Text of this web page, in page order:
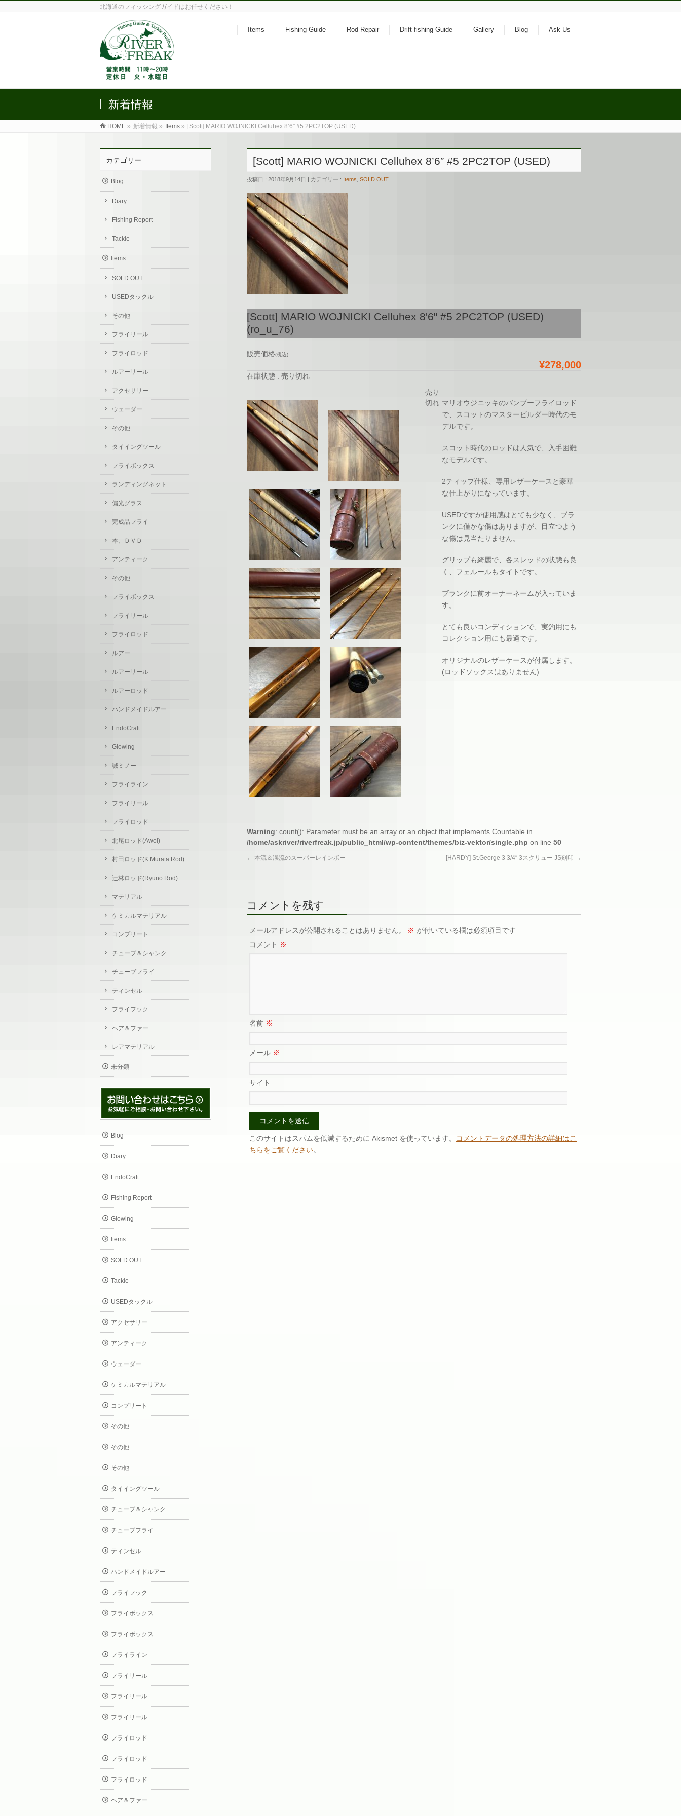
北海道のフィッシングガイドはお任せください！
Items Fishing Guide Rod Repair Drift fishing Guide Gallery Blog Ask Us
新着情報
HOME » 新着情報 » Items » [Scott] MARIO WOJNICKI Celluhex 8’6″ #5 2PC2TOP (USED)
[Scott] MARIO WOJNICKI Celluhex 8’6″ #5 2PC2TOP (USED)
投稿日 : 2018年9月14日 | カテゴリー : Items SOLD OUT
[Scott] MARIO WOJNICKI Celluhex 8'6" #5 2PC2TOP (USED)
(ro_u_76)
販売価格(税込)
¥278,000
在庫状態 : 売り切れ
マリオウジニッキのバンブーフライロッド
で、スコットのマスタービルダー時代のモ
デルです。
スコット時代のロッドは人気で、入手困難
なモデルです。
2ティップ仕様、専用レザーケースと豪華
な仕上がりになっています。
USEDですが使用感はとても少なく、ブラ
ンクに僅かな傷はありますが、目立つよう
な傷は見当たりません。
グリップも綺麗で、各スレッドの状態も良
く、フェルールもタイトです。
ブランクに前オーナーネームが入っていま
す。
とても良いコンディションで、実釣用にも
コレクション用にも最適です。
オリジナルのレザーケースが付属します。
(ロッドソックスはありません)
売り
切れ
Warning: count(): Parameter must be an array or an object that implements Countable in
/home/askriver/riverfreak.jp/public_html/wp-content/themes/biz-vektor/single.php on line 50
← 本流＆渓流のスーパーレインボー [HARDY] St.George 3 3/4″ 3スクリュー JS刻印 →
コメントを残す
メールアドレスが公開されることはありません。 ※ が付いている欄は必須項目です
コメント ※
名前 ※
メール ※
サイト
このサイトはスパムを低減するために Akismet を使っています。
コメントデータの処理方法の詳細はこ
ちらをご覧ください。
カテゴリー
Blog
Diary
Fishing Report
Tackle
Items
SOLD OUT
USEDタックル
その他
フライリール
フライロッド
ルアーリール
アクセサリー
ウェーダー
その他
タイイングツール
フライボックス
ランディングネット
偏光グラス
完成品フライ
本、ＤＶＤ
アンティーク
その他
フライボックス
フライリール
フライロッド
ルアー
ルアーリール
ルアーロッド
ハンドメイドルアー
EndoCraft
Glowing
誠ミノー
フライライン
フライリール
フライロッド
北尾ロッド(Awol)
村田ロッド(K.Murata Rod)
辻林ロッド(Ryuno Rod)
マテリアル
ケミカルマテリアル
コンプリート
チューブ＆シャンク
チューブフライ
ティンセル
フライフック
ヘア＆ファー
レアマテリアル
未分類
Blog
Diary
EndoCraft
Fishing Report
Glowing
Items
SOLD OUT
Tackle
USEDタックル
アクセサリー
アンティーク
ウェーダー
ケミカルマテリアル
コンプリート
その他
その他
その他
タイイングツール
チューブ＆シャンク
チューブフライ
ティンセル
ハンドメイドルアー
フライフック
フライボックス
フライボックス
フライライン
フライリール
フライリール
フライリール
フライロッド
フライロッド
フライロッド
ヘア＆ファー